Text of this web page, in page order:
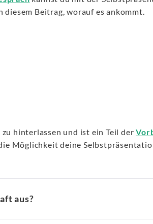
Beitrag, worauf es ankommt.
hinterlassen und ist ein Teil der
Möglichkeit deine
aus?